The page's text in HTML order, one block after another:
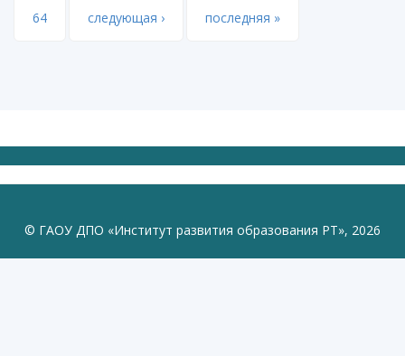
64 следующая › последняя »
© ГАОУ ДПО «Институт развития образования РТ», 2026